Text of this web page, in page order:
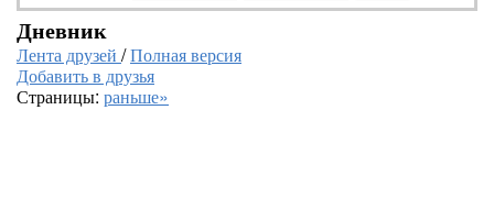
Дневник
Лента друзей /Полная версия
Добавить в друзья
Страницы: раньше»